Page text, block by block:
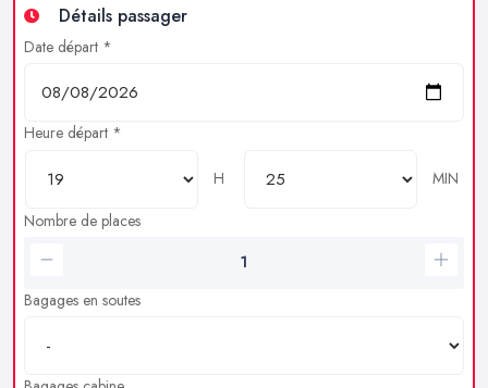
Détails passager
Date départ *
Heure départ *
H
MIN
Nombre de places
Bagages en soutes